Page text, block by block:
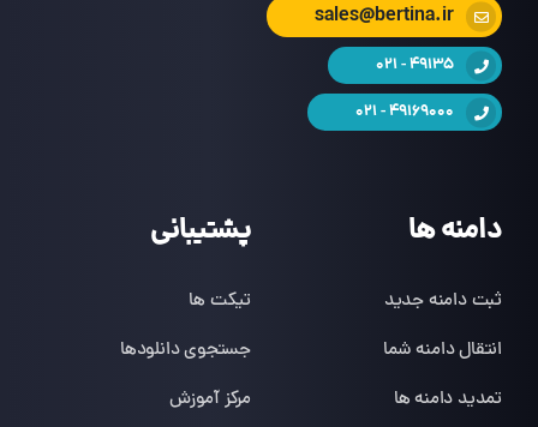
sales@bertina.ir
49135 - 021
49169000 - 021
دامنه ها
ثبت دامنه جدید
انتقال دامنه شما
تمدید دامنه ها
پشتیبانی
تیکت ها
جستجوی دانلودها
مرکز آموزش